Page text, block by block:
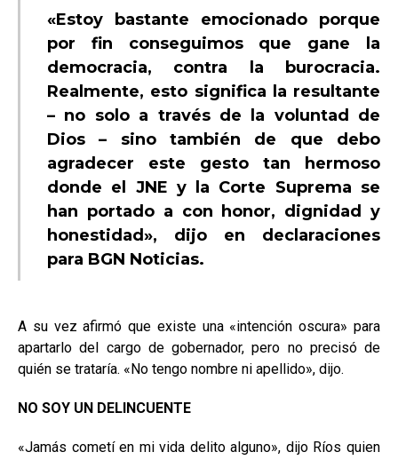
«Estoy bastante emocionado porque
por fin conseguimos que gane la
democracia, contra la burocracia.
Realmente, esto significa la resultante
– no solo a través de la voluntad de
Dios – sino también de que debo
agradecer este gesto tan hermoso
donde el JNE y la Corte Suprema se
han portado a con honor, dignidad y
honestidad», dijo en declaraciones
para BGN Noticias.
A su vez afirmó que existe una «intención oscura» para
apartarlo del cargo de gobernador, pero no precisó de
quién se trataría. «No tengo nombre ni apellido», dijo.
NO SOY UN DELINCUENTE
«Jamás cometí en mi vida delito alguno», dijo Ríos quien